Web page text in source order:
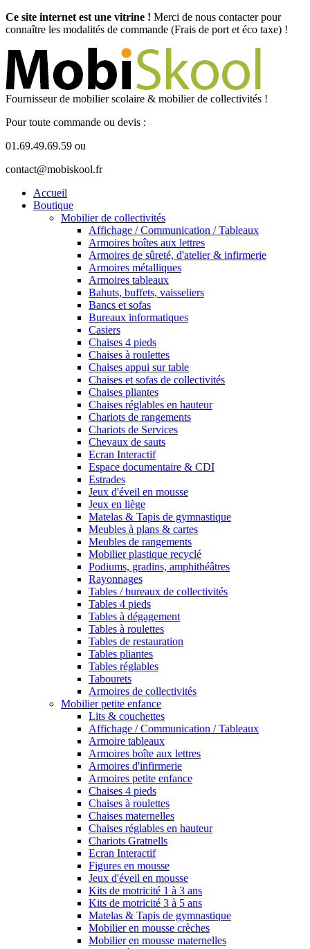
Ce site internet est une vitrine ! Merci de nous contacter pour
connaître les modalités de commande (Frais de port et éco taxe) !
Fournisseur de mobilier scolaire & mobilier de collectivités !
Pour toute commande ou devis :
01.69.49.69.59 ou
contact@mobiskool.fr
Accueil
Boutique
Mobilier de collectivités
Affichage / Communication / Tableaux
Armoires boîtes aux lettres
Armoires de sûreté, d'atelier & infirmerie
Armoires métalliques
Armoires tableaux
Bahuts, buffets, vaisseliers
Bancs et sofas
Bureaux informatiques
Casiers
Chaises 4 pieds
Chaises à roulettes
Chaises appui sur table
Chaises et sofas de collectivités
Chaises pliantes
Chaises réglables en hauteur
Chariots de rangements
Chariots de Services
Chevaux de sauts
Ecran Interactif
Espace documentaire & CDI
Estrades
Jeux d'éveil en mousse
Jeux en liège
Matelas & Tapis de gymnastique
Meubles à plans & cartes
Meubles de rangements
Mobilier plastique recyclé
Podiums, gradins, amphithéâtres
Rayonnages
Tables / bureaux de collectivités
Tables 4 pieds
Tables à dégagement
Tables à roulettes
Tables de restauration
Tables pliantes
Tables réglables
Tabourets
Armoires de collectivités
Mobilier petite enfance
Lits & couchettes
Affichage / Communication / Tableaux
Armoire tableaux
Armoires boîte aux lettres
Armoires d'infirmerie
Armoires petite enfance
Chaises 4 pieds
Chaises à roulettes
Chaises maternelles
Chaises réglables en hauteur
Chariots Gratnells
Ecran Interactif
Figures en mousse
Jeux d'éveil en mousse
Kits de motricité 1 à 3 ans
Kits de motricité 3 à 5 ans
Matelas & Tapis de gymnastique
Mobilier en mousse crèches
Mobilier en mousse maternelles